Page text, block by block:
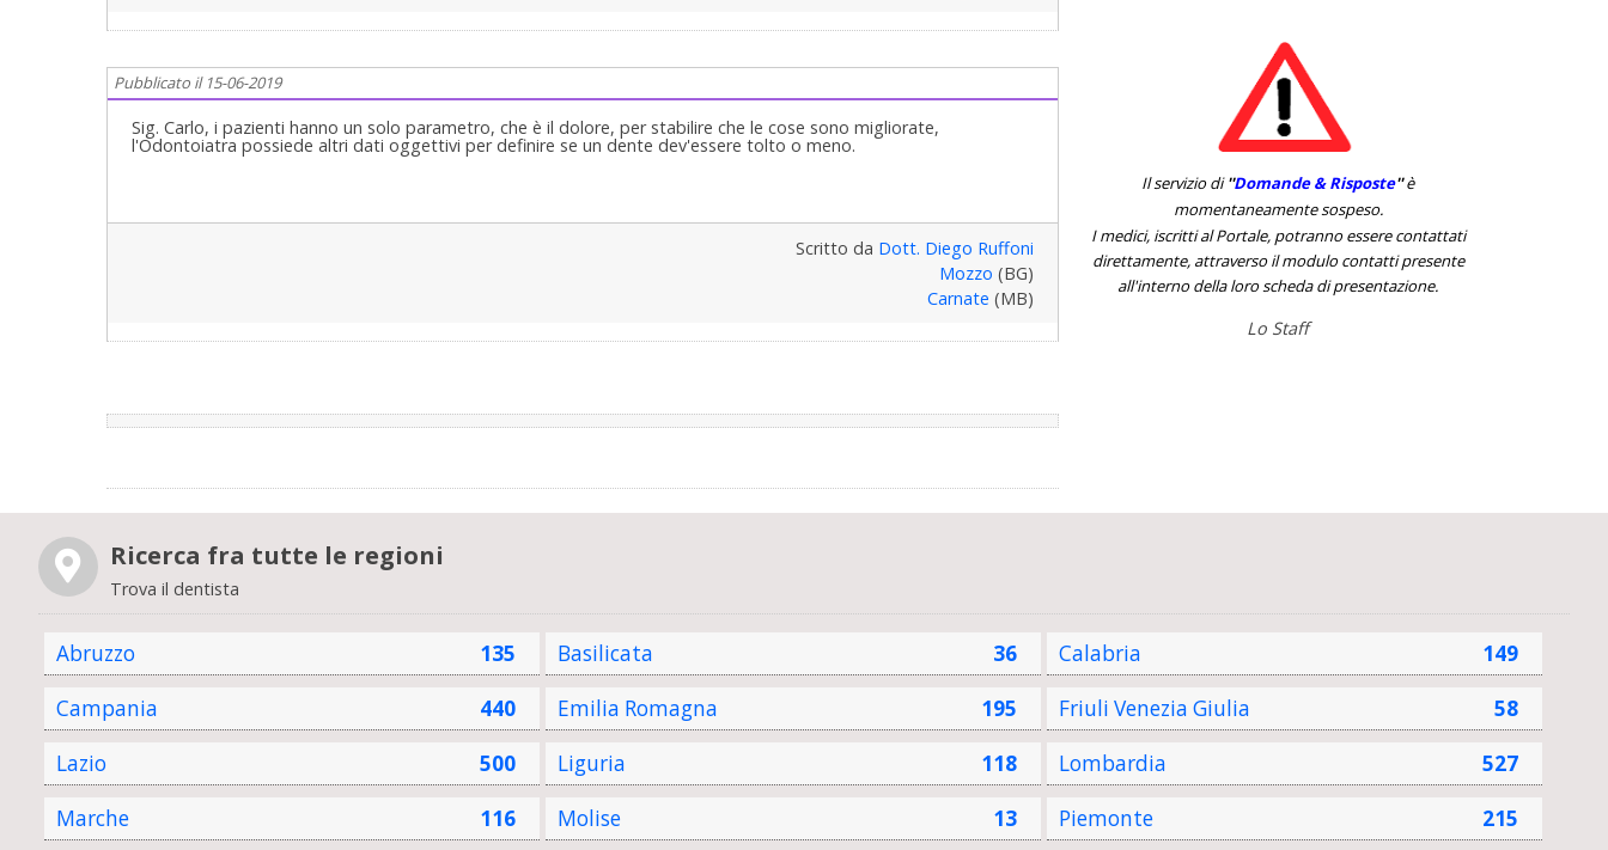
Pubblicato il 15-06-2019
Sig. Carlo, i pazienti hanno un solo parametro, che è il dolore, per stabilire che le cose sono migliorate,
l'Odontoiatra possiede altri dati oggettivi per definire se un dente dev'essere tolto o meno.
Scritto da Dott. Diego Ruffoni
Mozzo (BG)
Carnate (MB)
Il servizio di''Domande & Risposte''è
momentaneamente sospeso.
I medici, iscritti al Portale, potranno essere contattati
direttamente, attraverso il modulo contatti presente
all'interno della loro scheda di presentazione.
Lo Staff
Ricerca fra tutte le regioni
Trova il dentista
Abruzzo 135 Basilicata 36 Calabria
149
Campania
440 Emilia Romagna 195 Friuli Venezia Giulia
58
Lazio
500 Liguria 118 Lombardia
527
Marche
116 Molise 13 Piemonte
215